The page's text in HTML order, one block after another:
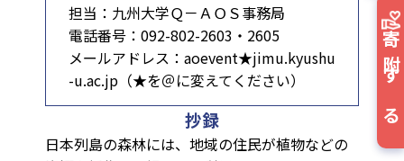
寄附する
担当：九州大学Ｑ－ＡＯＳ事務局
電話番号：092-802-2603・2605
メールアドレス：aoevent★jimu.kyushu
-u.ac.jp（★を＠に変えてください）
抄録
日本列島の森林には、地域の住民が植物などの